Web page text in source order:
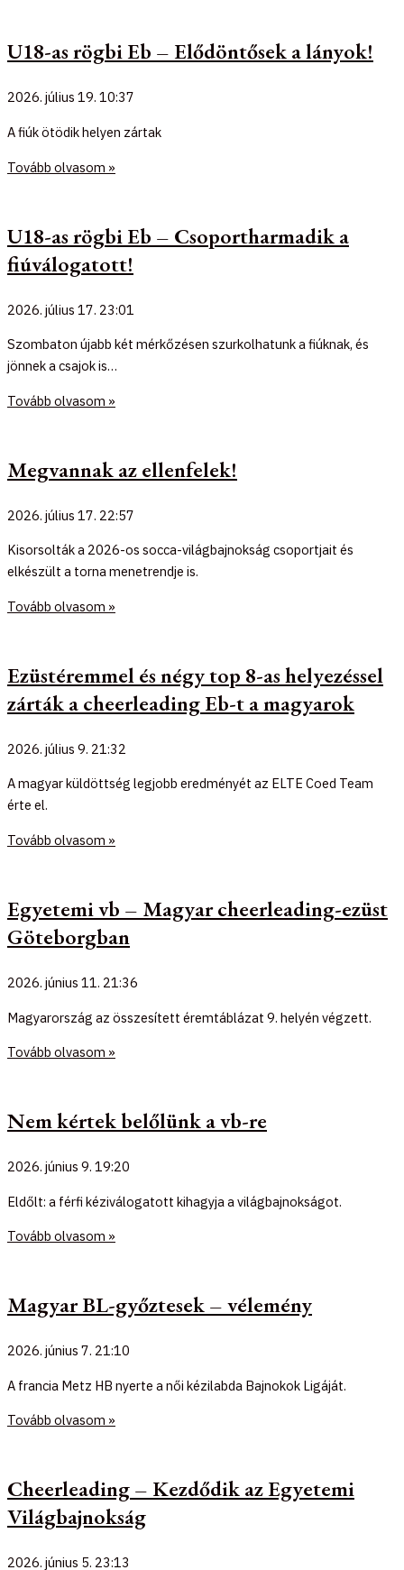
U18-as rögbi Eb – Elődöntősek a lányok!
2026. július 19. 10:37
A fiúk ötödik helyen zártak
Tovább olvasom »
U18-as rögbi Eb – Csoportharmadik a
fiúválogatott!
2026. július 17. 23:01
Szombaton újabb két mérkőzésen szurkolhatunk a fiúknak, és
jönnek a csajok is…
Tovább olvasom »
Megvannak az ellenfelek!
2026. július 17. 22:57
Kisorsolták a 2026-os socca-világbajnokság csoportjait és
elkészült a torna menetrendje is.
Tovább olvasom »
Ezüstéremmel és négy top 8-as helyezéssel
zárták a cheerleading Eb-t a magyarok
2026. július 9. 21:32
A magyar küldöttség legjobb eredményét az ELTE Coed Team
érte el.
Tovább olvasom »
Egyetemi vb – Magyar cheerleading-ezüst
Göteborgban
2026. június 11. 21:36
Magyarország az összesített éremtáblázat 9. helyén végzett.
Tovább olvasom »
Nem kértek belőlünk a vb-re
2026. június 9. 19:20
Eldőlt: a férfi kéziválogatott kihagyja a világbajnokságot.
Tovább olvasom »
Magyar BL-győztesek – vélemény
2026. június 7. 21:10
A francia Metz HB nyerte a női kézilabda Bajnokok Ligáját.
Tovább olvasom »
Cheerleading – Kezdődik az Egyetemi
Világbajnokság
2026. június 5. 23:13